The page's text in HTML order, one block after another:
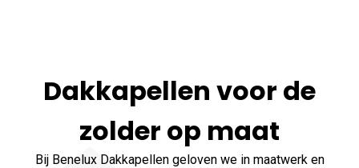
Dakkapellen voor de
zolder op maat
Bij Benelux Dakkapellen geloven we in maatwerk en